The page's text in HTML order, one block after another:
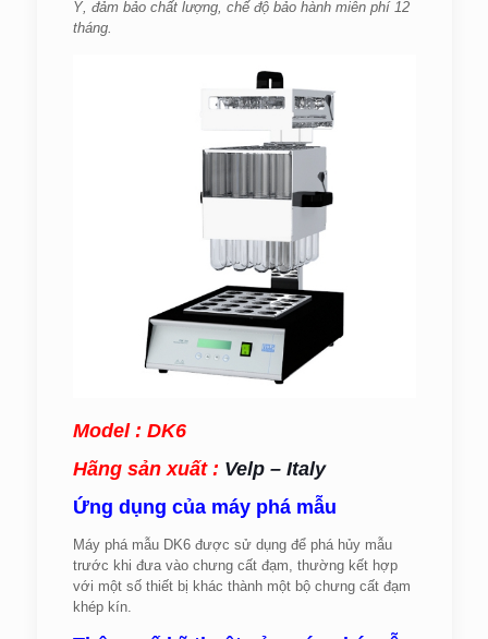
Ý, đảm bảo chất lượng, chế độ bảo hành miễn phí 12
tháng.
Model : DK6
Hãng sản xuất : Velp – Italy
Ứng dụng của máy phá mẫu
Máy phá mẫu DK6 được sử dụng để phá hủy mẫu
trước khi đưa vào chưng cất đạm, thường kết hợp
với một số thiết bị khác thành một bộ chưng cất đạm
khép kín.